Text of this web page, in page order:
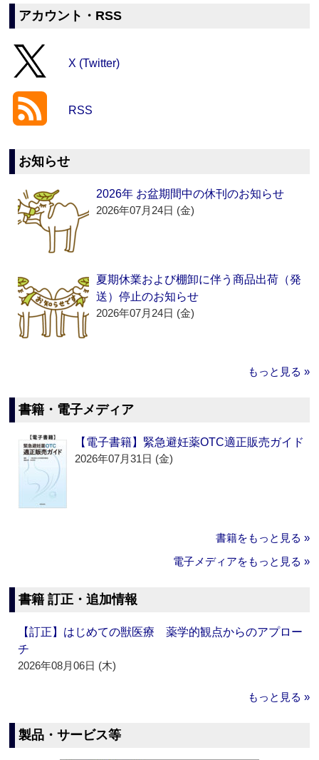
アカウント・RSS
X (Twitter)
RSS
お知らせ
2026年 お盆期間中の休刊のお知らせ
2026年07月24日 (金)
夏期休業および棚卸に伴う商品出荷（発
送）停止のお知らせ
2026年07月24日 (金)
もっと見る »
書籍・電子メディア
【電子書籍】緊急避妊薬OTC適正販売ガイド
2026年07月31日 (金)
書籍をもっと見る »
電子メディアをもっと見る »
書籍 訂正・追加情報
【訂正】はじめての獣医療 薬学的観点からのアプロー
チ
2026年08月06日 (木)
もっと見る »
製品・サービス等